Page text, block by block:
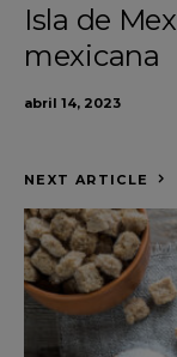
Isla de
mexicana
abril 14, 2023
NEXT ARTICLE